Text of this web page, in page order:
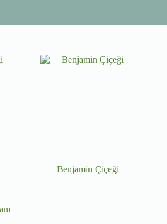
Benjamin Çiçeği